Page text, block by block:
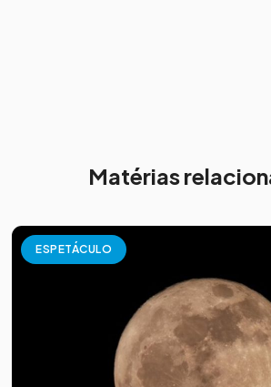
Matérias
ESPETÁCULO